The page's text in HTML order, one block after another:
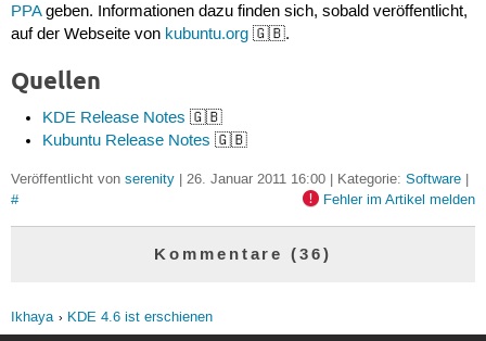
PPAgeben. Informationen dazu finden sich, sobald veröffentlicht,
auf der Webseite von kubuntu.org🇬🇧.
Quellen
KDE Release Notes 🇬🇧
Kubuntu Release Notes 🇬🇧
Veröffentlicht von serenity| 26. Januar 2011 16:00 | Kategorie: Software|
#
Fehler im Artikel melden
Kommentare (36)
Ikhaya KDE 4.6 ist erschienen